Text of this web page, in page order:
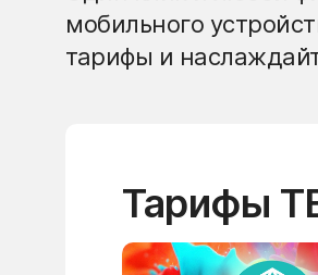
мобильного
тарифы и
Тарифы